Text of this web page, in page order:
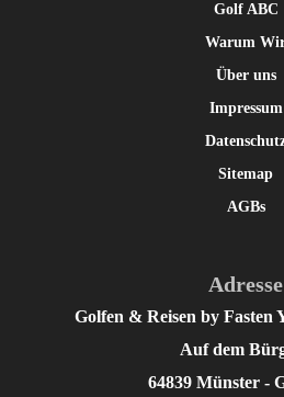
Golf ABC
Warum
Über uns
Impressum
Sitemap
AGBs
Adresse
Golfen & Reisen by Fasten
Auf dem
64839 Münster -